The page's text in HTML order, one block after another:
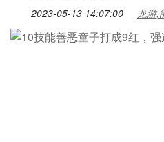
2023-05-13 14:07:00 龙游,